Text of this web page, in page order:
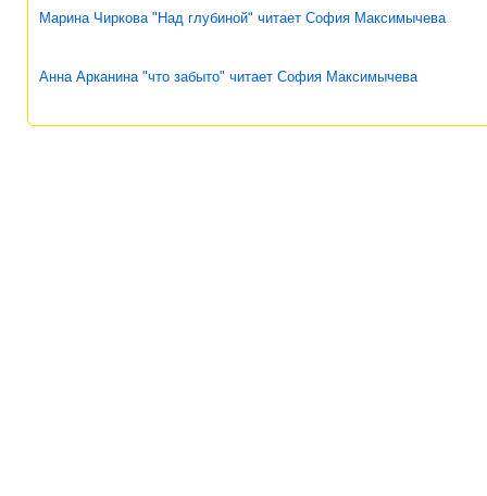
Марина Чиркова "Над глубиной" читает София Максимычева
Анна Арканина "что забыто" читает София Максимычева